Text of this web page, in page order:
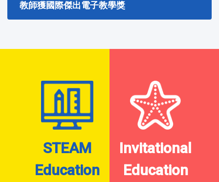
教師獲國際傑出電子教學獎
STEAM
Education
Invitational
Education